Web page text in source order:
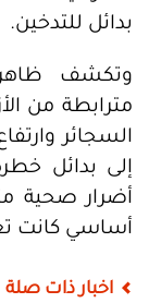
بدائل للتدخين.
وتكشف
مترابطة من
السجائر
إلى بدائل
أضرار صحية
أساسي كانت
اخبار ذات صلة